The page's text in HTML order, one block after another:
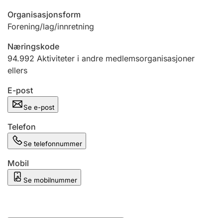
Organisasjonsform
Forening/lag/innretning
Næringskode
94.992 Aktiviteter i andre medlemsorganisasjoner
ellers
E-post
Se e-post
Telefon
Se telefonnummer
Mobil
Se mobilnummer